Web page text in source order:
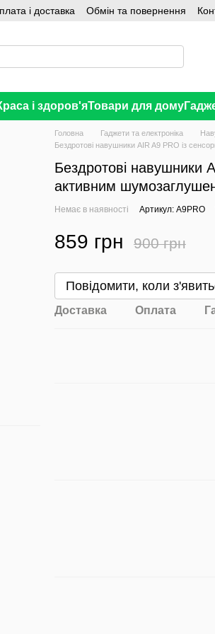
і доставка Обмін та повернення
і здоров'яТовари для дому
Головна Гаджети та електроніка
Бездротові навушники AIR A9 PRO із
Бездротові навушники
активним
Немає в наявності Артикул: A9PRO
859 грн 900 грн
В бажання
Повідомити, коли
Доставка Оплата